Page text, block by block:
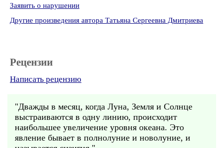
Заявить о нарушении
Другие произведения автора Татьяна Сергеевна Дмитриева
Рецензии
Написать рецензию
"Дважды в месяц, когда Луна, Земля и Солнце
выстраиваются в одну линию, происходит
наибольшее увеличение уровня океана. Это
явление бывает в полнолуние и новолуние, и